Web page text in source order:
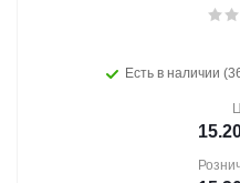
Есть в наличии